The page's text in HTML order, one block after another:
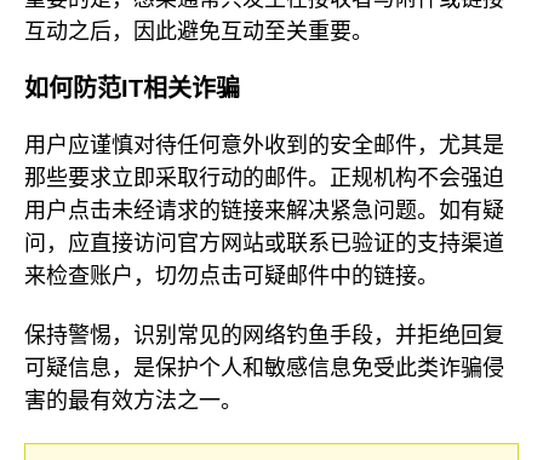
互动之后，因此避免互动至关重要。
如何防范IT相关诈骗
用户应谨慎对待任何意外收到的安全邮件，尤其是
那些要求立即采取行动的邮件。正规机构不会强迫
用户点击未经请求的链接来解决紧急问题。如有疑
问，应直接访问官方网站或联系已验证的支持渠道
来检查账户，切勿点击可疑邮件中的链接。
保持警惕，识别常见的网络钓鱼手段，并拒绝回复
可疑信息，是保护个人和敏感信息免受此类诈骗侵
害的最有效方法之一。